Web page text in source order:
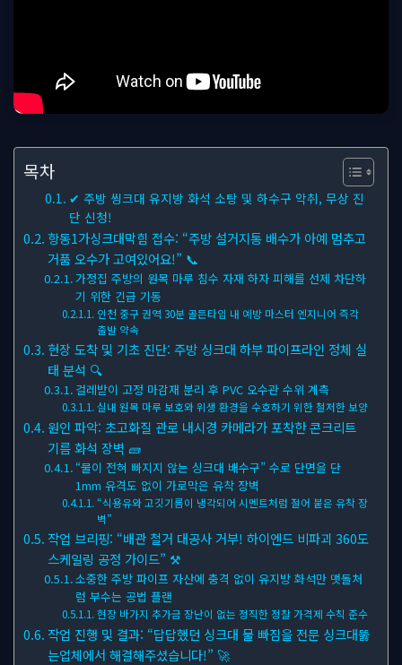
목차
✔ 주방 씽크대 유지방 화석 소탕 및 하수구 악취, 무상 진
단 신청!
항동1가싱크대막힘 접수: “주방 설거지통 배수가 아예 멈추고
거품 오수가 고여있어요!” 📞
가정집 주방의 원목 마루 침수 자재 하자 피해를 선제 차단하
기 위한 긴급 기동
인천 중구 권역 30분 골든타임 내 예방 마스터 엔지니어 즉각
출발 약속
현장 도착 및 기초 진단: 주방 싱크대 하부 파이프라인 정체 실
태 분석 🔍
걸레받이 고정 마감재 분리 후 PVC 오수관 수위 계측
실내 원목 마루 보호와 위생 환경을 수호하기 위한 철저한 보양
원인 파악: 초고화질 관로 내시경 카메라가 포착한 콘크리트
기름 화석 장벽 🧱
“물이 전혀 빠지지 않는 싱크대 배수구” 수로 단면을 단
1mm 유격도 없이 가로막은 유착 장벽
“식용유와 고깃기름이 냉각되어 시멘트처럼 절어 붙은 유착 장
벽”
작업 브리핑: “배관 철거 대공사 거부! 하이엔드 비파괴 360도
스케일링 공정 가이드” ⚒
소중한 주방 파이프 자산에 충격 없이 유지방 화석만 맷돌처
럼 부수는 공법 플랜
현장 바가지 추가금 장난이 없는 정직한 정찰 가격제 수칙 준수
작업 진행 및 결과: “답답했던 싱크대 물 빠짐을 전문 싱크대뚫
는업체에서 해결해주셨습니다!” 🚀